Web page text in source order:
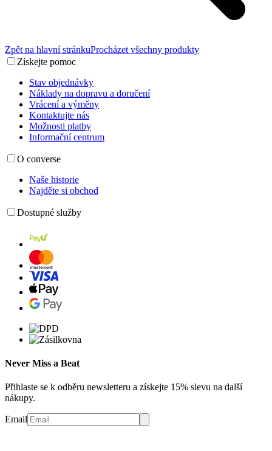
Zpět na hlavní stránkuProcházet všechny produkty
Získejte pomoc
Stav objednávky
Náklady na dopravu a doručení
Vrácení a výměny
Kontaktujte nás
Možnosti platby
Informační centrum
O converse
Naše historie
Najděte si obchod
Dostupné služby
Never Miss a Beat
Přihlaste se k odběru newsletteru a získejte 15% slevu na další
nákupy.
Email